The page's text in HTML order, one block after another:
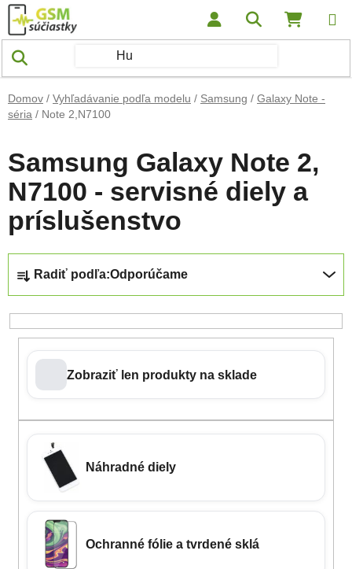
Prejsť na obsah Hľadať
Domov / Vyhľadávanie podľa modelu / Samsung / Galaxy Note -
séria / Note 2,N7100
Samsung Galaxy Note 2,
N7100 - servisné diely a
príslušenstvo
Radiť podľa:Odporúčame
Zobraziť len produkty na sklade
Náhradné diely
Ochranné fólie a tvrdené sklá